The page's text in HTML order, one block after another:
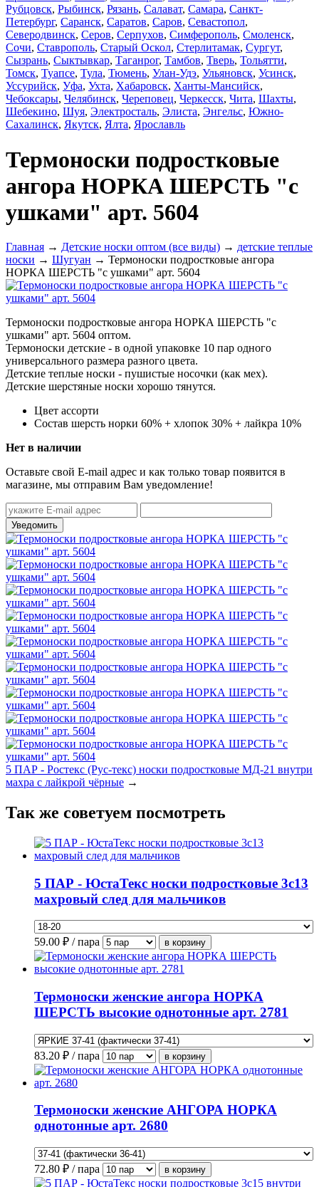
Рубцовск, Рыбинск, Рязань, Салават, Самара, Санкт-
Петербург, Саранск, Саратов, Саров, Севастопол,
Северодвинск, Серов, Серпухов, Симферополь, Смоленск,
Сочи, Ставрополь, Старый Оскол, Стерлитамак, Сургут,
Сызрань, Сыктывкар, Таганрог, Тамбов, Тверь, Тольятти,
Томск, Туапсе, Тула, Тюмень, Улан-Удэ, Ульяновск, Усинск,
Уссурийск, Уфа, Ухта, Хабаровск, Ханты-Мансийск,
Чебоксары, Челябинск, Череповец, Черкесск, Чита, Шахты,
Шебекино, Шуя, Электросталь, Элиста, Энгельс, Южно-
Сахалинск, Якутск, Ялта, Ярославль
Термоноски подростковые
ангора НОРКА ШЕРСТЬ "с
ушками" арт. 5604
Главная → Детские носки оптом (все виды) → детские теплые
носки → Шугуан → Термоноски подростковые ангора
НОРКА ШЕРСТЬ "с ушками" арт. 5604
Термоноски подростковые ангора НОРКА ШЕРСТЬ "с
ушками" арт. 5604 оптом.
Термоноски детские - в одной упаковке 10 пар одного
универсального размера разного цвета.
Детские теплые носки - пушистые носочки (как мех).
Детские шерстяные носки хорошо тянутся.
Цвет ассорти
Состав шерсть норки 60% + хлопок 30% + лайкра 10%
Нет в наличии
Оставьте свой E-mail адрес и как только товар появится в
магазине, мы отправим Вам уведомление!
5 ПАР - Ростекс (Рус-текс) носки подростковые МД-21 внутри
махра с лайкрой чёрные →
Так же советуем посмотреть
5 ПАР - ЮстаТекс носки подростковые 3с13
махровый след для мальчиков
59.00 ₽ / пара
Термоноски женские ангора НОРКА
ШЕРСТЬ высокие однотонные арт. 2781
83.20 ₽ / пара
Термоноски женские АНГОРА НОРКА
однотонные арт. 2680
72.80 ₽ / пара